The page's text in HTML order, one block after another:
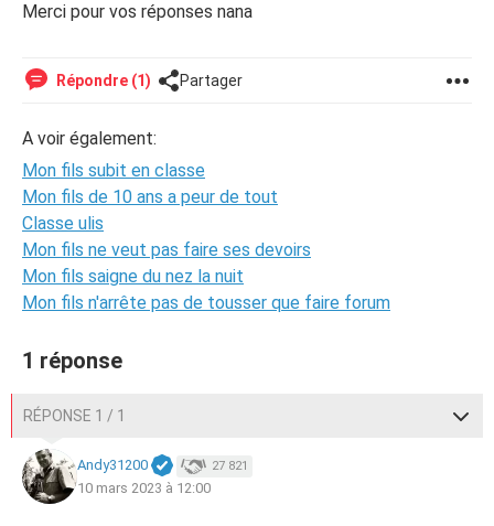
Merci pour vos réponses nana
Répondre (1) Partager
A voir également:
Mon fils subit en classe
Mon fils de 10 ans a peur de tout
Classe ulis
Mon fils ne veut pas faire ses devoirs
Mon fils saigne du nez la nuit
Mon fils n'arrête pas de tousser que faire forum
1 réponse
RÉPONSE 1 / 1
Andy31200 27 821
10 mars 2023 à 12:00